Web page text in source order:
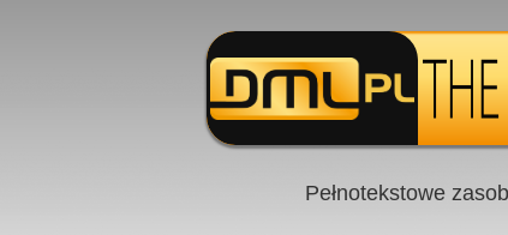
Pełnotekstowe